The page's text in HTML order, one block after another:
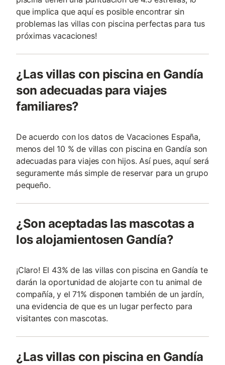
que implica que aquí es posible encontrar sin
problemas las villas con piscina perfectas para tus
próximas vacaciones!
¿Las villas con piscina en Gandía
son adecuadas para viajes
familiares?
De acuerdo con los datos de Vacaciones España,
menos del 10 % de villas con piscina en Gandía son
adecuadas para viajes con hijos. Así pues, aquí será
seguramente más simple de reservar para un grupo
pequeño.
¿Son aceptadas las mascotas a
los alojamientosen Gandía?
¡Claro! El 43% de las villas con piscina en Gandía te
darán la oportunidad de alojarte con tu animal de
compañía, y el 71% disponen también de un jardín,
una evidencia de que es un lugar perfecto para
visitantes con mascotas.
¿Las villas con piscina en Gandía